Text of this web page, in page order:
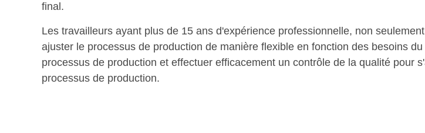
final.
Les travailleurs ayant plus de 15 ans d'expérience professionnelle, non
ajuster le processus de production de manière flexible en fonction des besoins
processus de production et effectuer efficacement un contrôle de la qualité pour
processus de production.